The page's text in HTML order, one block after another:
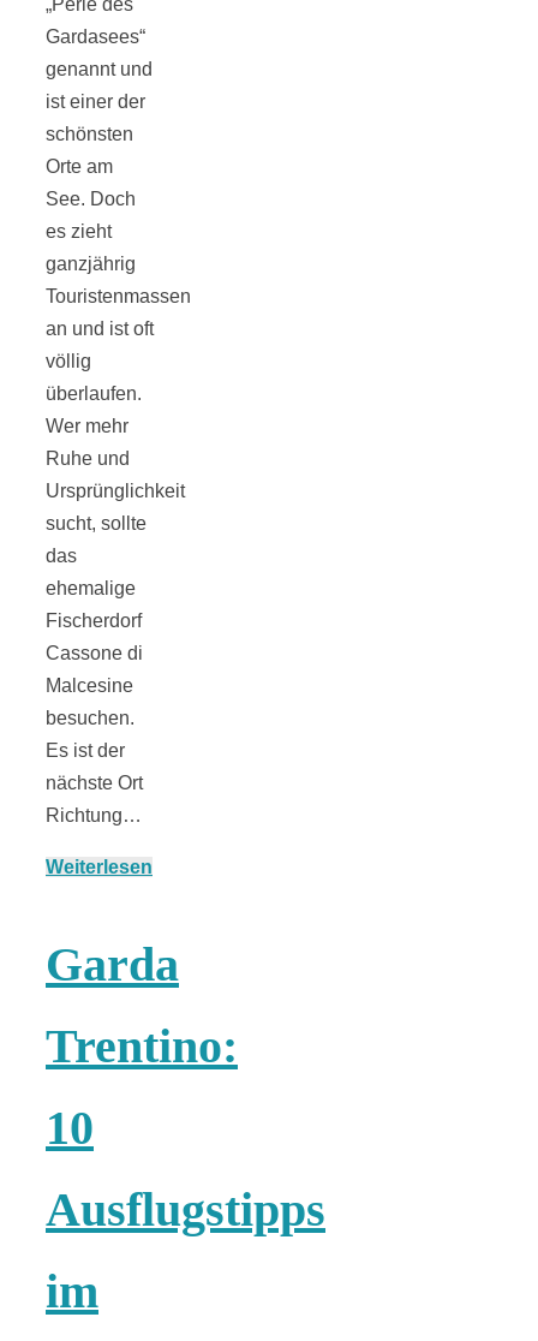
„Perle des
Gardasees“
genannt und
ist einer der
schönsten
Orte am
See. Doch
es zieht
ganzjährig
Touristenmassen
an und ist oft
völlig
überlaufen.
Wer mehr
Ruhe und
Ursprünglichkeit
sucht, sollte
das
ehemalige
Fischerdorf
Cassone di
Malcesine
besuchen.
Es ist der
nächste Ort
Richtung…
Weiterlesen
Garda
Trentino:
10
Ausflugstipps
im
Speichersee